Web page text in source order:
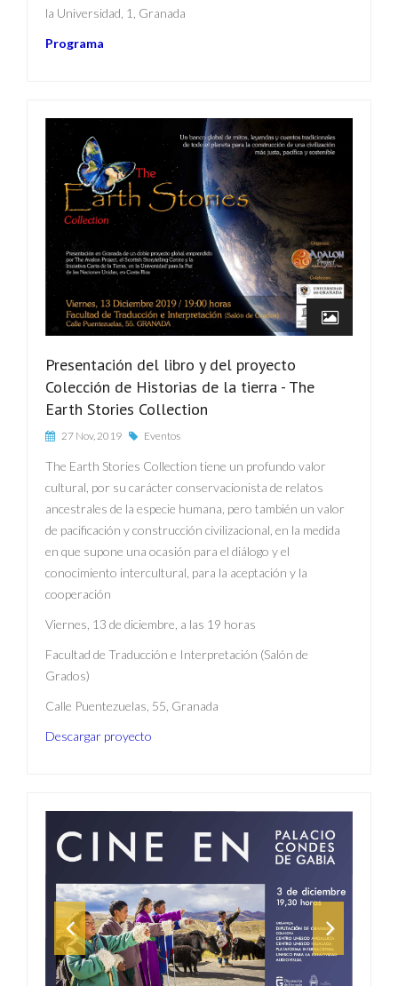
la Universidad, 1, Granada
Programa
Presentación del libro y del proyecto
Colección de Historias de la tierra - The
Earth Stories Collection
27 Nov, 2019 Eventos
The Earth Stories Collection tiene un profundo valor
cultural, por su carácter conservacionista de relatos
ancestrales de la especie humana, pero también un valor
de pacificación y construcción civilizacional, en la medida
en que supone una ocasión para el diálogo y el
conocimiento intercultural, para la aceptación y la
cooperación
Viernes, 13 de diciembre, a las 19 horas
Facultad de Traducción e Interpretación (Salón de
Grados)
Calle Puentezuelas, 55, Granada
Descargar proyecto